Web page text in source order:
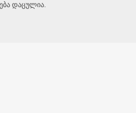
დაცულია.